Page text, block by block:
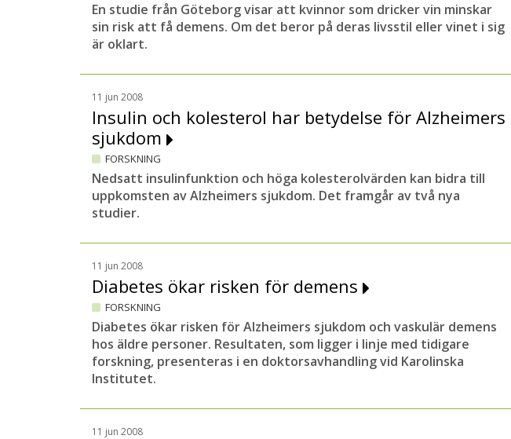
En studie från Göteborg visar att kvinnor som dricker vin minskar
sin risk att få demens. Om det beror på deras livsstil eller vinet i sig
är oklart.
11 jun 2008
Insulin och kolesterol har betydelse för Alzheimers
sjukdom
FORSKNING
Nedsatt insulinfunktion och höga kolesterolvärden kan bidra till
uppkomsten av Alzheimers sjukdom. Det framgår av två nya
studier.
11 jun 2008
Diabetes ökar risken för demens
FORSKNING
Diabetes ökar risken för Alzheimers sjukdom och vaskulär demens
hos äldre personer. Resultaten, som ligger i linje med tidigare
forskning, presenteras i en doktorsavhandling vid Karolinska
Institutet.
11 jun 2008